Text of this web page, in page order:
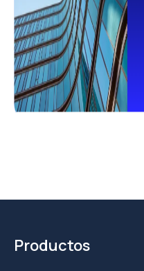
Productos